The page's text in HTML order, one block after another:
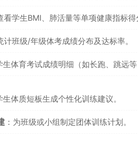
看学生BMI、肺活量等单项健康指标得
计班级/年级体考成绩分布及达标率。
生体育考试成绩明细（如长跑、跳远等
体质短板生成个性化训练建议。
​：为班级或小组制定团体训练计划。